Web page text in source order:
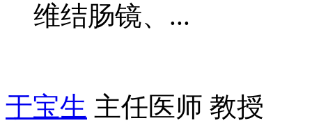
维结肠镜、...
于宝生 主任医师 教授